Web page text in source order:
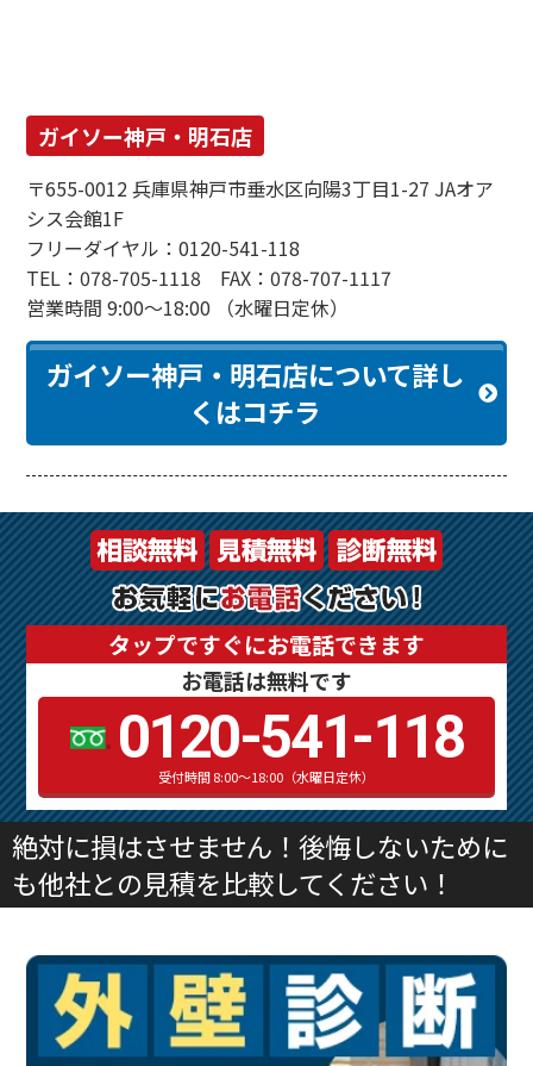
ガイソー神戸・明石店
〒655-0012 兵庫県神戸市垂水区向陽3丁目1-27 JAオア
シス会館1F
フリーダイヤル：0120-541-118
TEL：078-705-1118 FAX：078-707-1117
営業時間 9:00～18:00 （水曜日定休）
ガイソー神戸・明石店について詳し
くはコチラ
タップですぐにお電話できます
お電話は無料です
0120-541-118
受付時間 8:00～18:00（水曜日定休）
絶対に損はさせません！後悔しないために
も他社との見積を比較してください！